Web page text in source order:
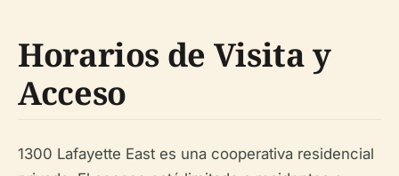
Horarios de Visita y
Acceso
1300 Lafayette East es una cooperativa residencial